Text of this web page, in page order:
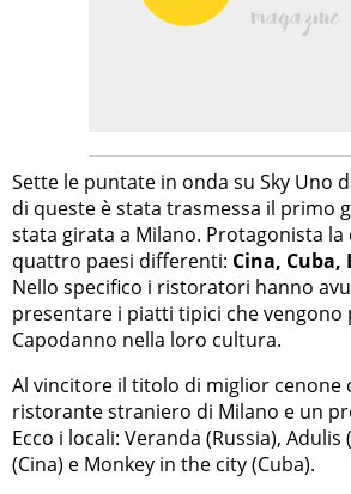
Sette le puntate in onda su Sky Uno
di queste è stata trasmessa il primo
stata girata a Milano. Protagonista la
quattro paesi differenti: Cina, Cuba,
Nello specifico i ristoratori hanno
presentare i piatti tipici che
Capodanno nella loro cultura.
Al vincitore il titolo di miglior cenone
ristorante straniero di Milano e un
Ecco i locali: Veranda (Russia),
(Cina) e Monkey in the city (Cuba).